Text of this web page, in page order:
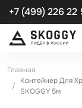
+7 (499) 226 22
Главная
Контейнер Для
SKOGGY 5м